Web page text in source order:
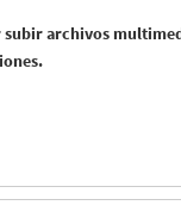
subir archivos